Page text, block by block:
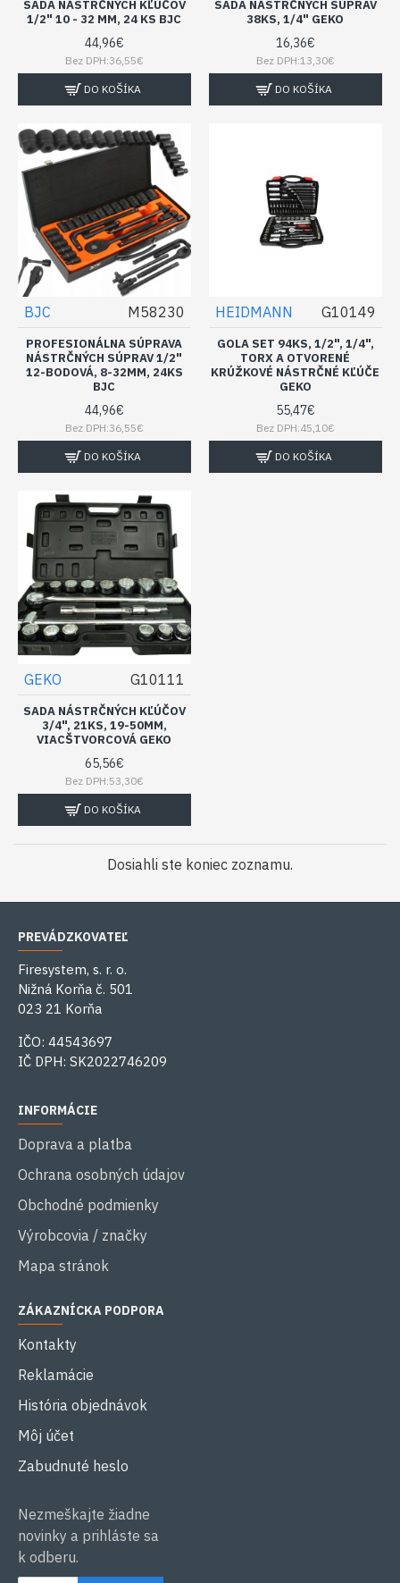
SADA NÁSTRČNÝCH KĽÚČOV
1/2" 10 - 32 MM, 24 KS BJC
44,96€
Bez DPH:36,55€
DO KOŠÍKA
SADA NÁSTRČNÝCH SÚPRAV
38KS, 1/4" GEKO
16,36€
Bez DPH:13,30€
DO KOŠÍKA
BJC M58230
PROFESIONÁLNA SÚPRAVA
NÁSTRČNÝCH SÚPRAV 1/2"
12-BODOVÁ, 8-32MM, 24KS
BJC
44,96€
Bez DPH:36,55€
DO KOŠÍKA
HEIDMANN G10149
GOLA SET 94KS, 1/2", 1/4",
TORX A OTVORENÉ
KRÚŽKOVÉ NÁSTRČNÉ KĽÚČE
GEKO
55,47€
Bez DPH:45,10€
DO KOŠÍKA
GEKO G10111
SADA NÁSTRČNÝCH KĽÚČOV
3/4", 21KS, 19-50MM,
VIACŠTVORCOVÁ GEKO
65,56€
Bez DPH:53,30€
DO KOŠÍKA
Dosiahli ste koniec zoznamu.
PREVÁDZKOVATEĽ
Firesystem, s. r. o.
Nižná Korňa č. 501
023 21 Korňa
IČO: 44543697
IČ DPH: SK2022746209
INFORMÁCIE
Doprava a platba
Ochrana osobných údajov
Obchodné podmienky
Výrobcovia / značky
Mapa stránok
ZÁKAZNÍCKA PODPORA
Kontakty
Reklamácie
História objednávok
Môj účet
Zabudnuté heslo
Nezmeškajte žiadne
novinky a prihláste sa
k odberu.